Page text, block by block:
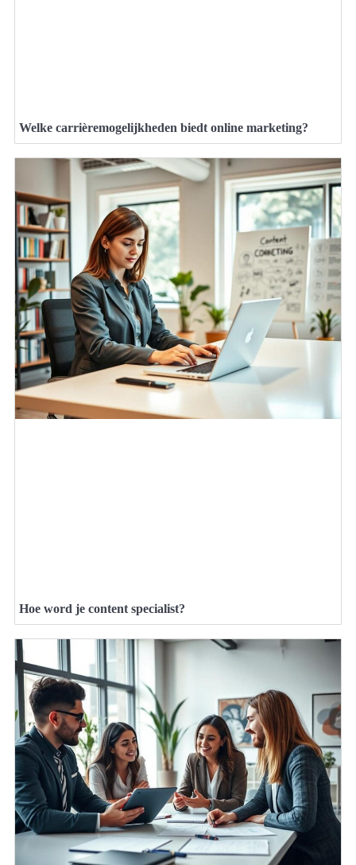
Welke carrièremogelijkheden biedt online marketing?
Hoe word je content specialist?